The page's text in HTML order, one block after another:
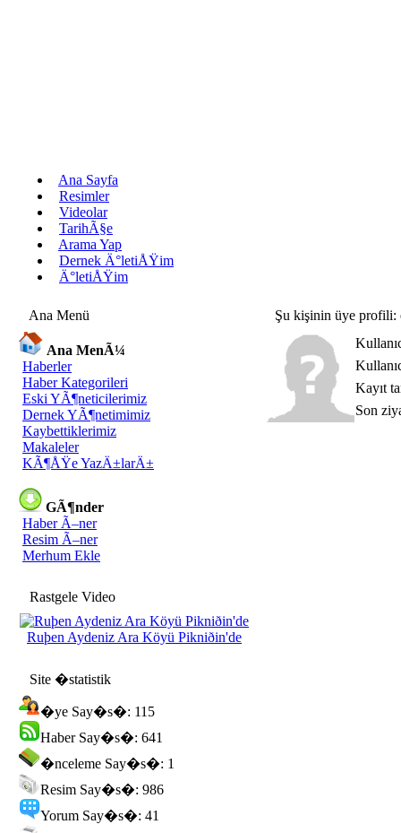
Ana Sayfa
Resimler
Videolar
TarihÃ§e
Arama Yap
Dernek Ä°letiÅŸim
Ä°letiÅŸim
Ana Menü
Ana MenÃ¼
Haberler
Haber Kategorileri
Eski YÃ¶neticilerimiz
Dernek YÃ¶netimimiz
Kaybettiklerimiz
Makaleler
KÃ¶ÅŸe YazÄ±larÄ±
GÃ¶nder
Haber Ã–ner
Resim Ã–ner
Merhum Ekle
Rastgele Video
Ruþen Aydeniz Ara Köyü Pikniðin'de
Site �statistik
�ye Say�s�: 115
Haber Say�s�: 641
�nceleme Say�s�: 1
Resim Say�s�: 986
Yorum Say�s�: 41
Şu kişinin üye profili:
Kayıt
Son